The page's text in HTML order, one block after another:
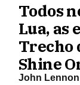
Todos
Lua, as
Trecho
Shine
John Lennon